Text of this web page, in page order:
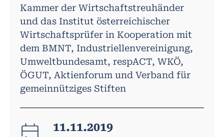
Kammer der Wirtschaftstreuhänder
und das Institut österreichischer
Wirtschaftsprüfer in Kooperation mit
dem BMNT, Industriellenvereinigung,
Umweltbundesamt, respACT, WKÖ,
ÖGUT, Aktienforum und Verband für
gemeinnütziges Stiften
11.11.2019